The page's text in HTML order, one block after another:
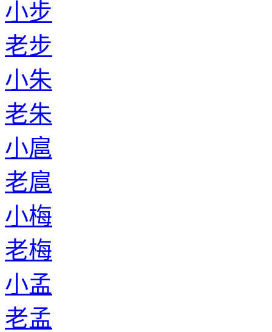
小步
老步
小朱
老朱
小扈
老扈
小梅
老梅
小孟
老孟